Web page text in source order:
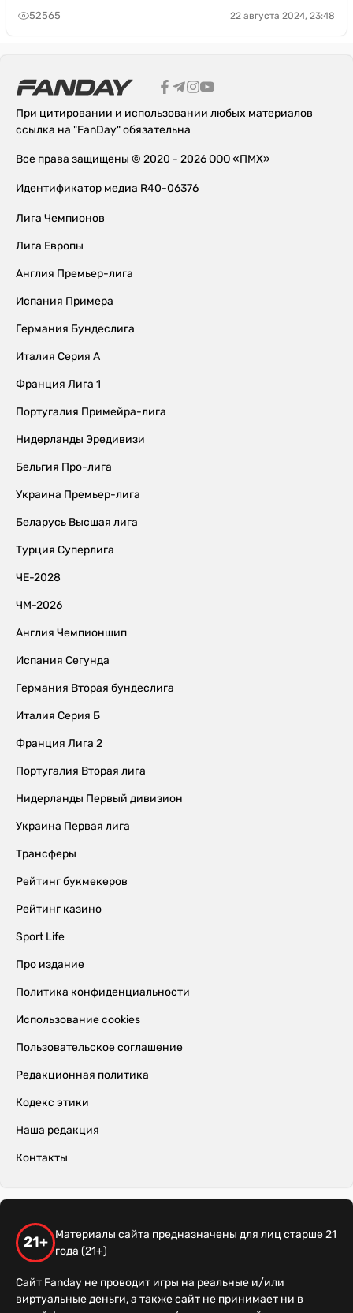
52565 22 августа 2024, 23:48
При цитировании и использовании любых материалов
ссылка на "FanDay" обязательна
Все права защищены © 2020 - 2026 ООО «ПМХ»
Идентификатор медиа R40-06376
Лига Чемпионов
Лига Европы
Англия Премьер-лига
Испания Примера
Германия Бундеслига
Италия Серия А
Франция Лига 1
Португалия Примейра-лига
Нидерланды Эредивизи
Бельгия Про-лига
Украина Премьер-лига
Беларусь Высшая лига
Турция Суперлига
ЧЕ-2028
ЧМ-2026
Англия Чемпионшип
Испания Сегунда
Германия Вторая бундеслига
Италия Серия Б
Франция Лига 2
Португалия Вторая лига
Нидерланды Первый дивизион
Украина Первая лига
Трансферы
Рейтинг букмекеров
Рейтинг казино
Sport Life
Про издание
Политика конфиденциальности
Использование cookies
Пользовательское соглашение
Редакционная политика
Кодекс этики
Наша редакция
Контакты
21+
Материалы сайта предназначены для лиц старше 21
года (21+)
Сайт Fanday не проводит игры на реальные и/или
виртуальные деньги, а также сайт не принимает ни в